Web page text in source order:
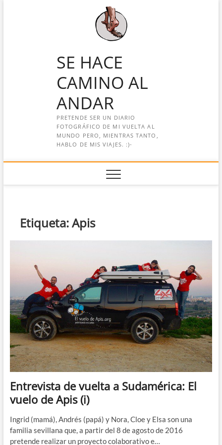
SE HACE
CAMINO AL
ANDAR
PRETENDE SER UN DIARIO
FOTOGRÁFICO DE MI VUELTA AL
MUNDO PERO, MIENTRAS TANTO,
HABLO DE MIS VIAJES. :)-
Etiqueta:Apis
Entrevista de vuelta a Sudamérica: El
vuelo de Apis (i)
Ingrid (mamá), Andrés (papá) y Nora, Cloe y Elsa son una
familia sevillana que, a partir del 8 de agosto de 2016
pretende realizar un proyecto colaborativo e…